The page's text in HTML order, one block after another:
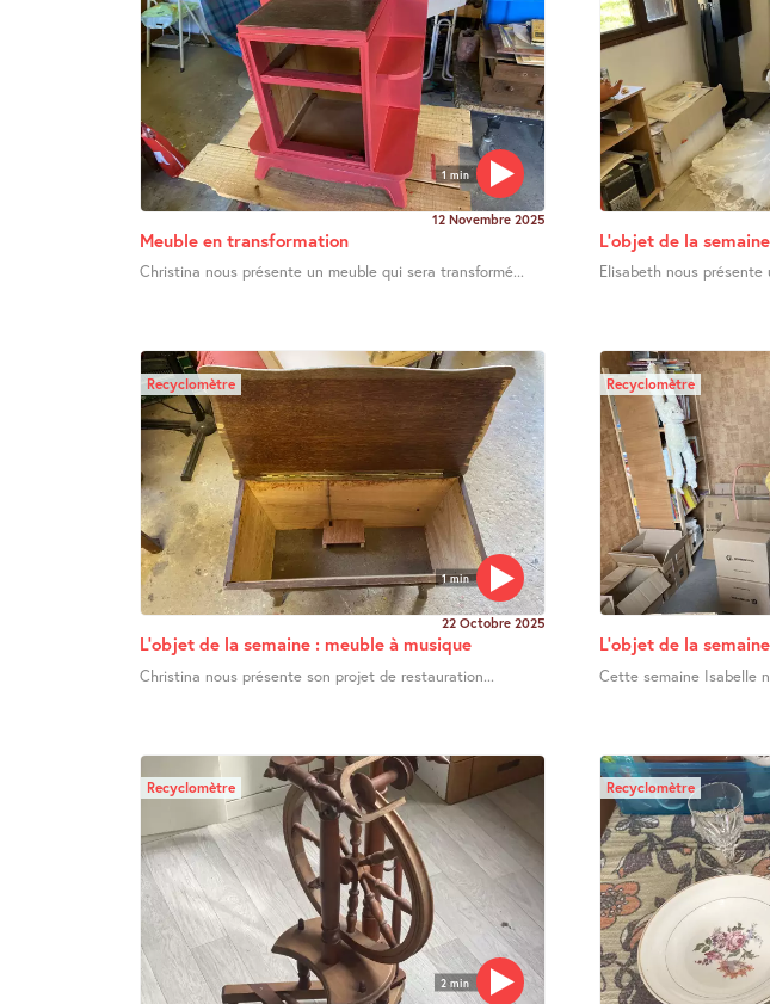
1 min
12 Novembre 2025
Meuble en transformation
Christina nous présente un meuble qui sera transformé...
L’objet de la
Elisabeth nous présente
1 min
Recyclomètre
22 Octobre 2025
L’objet de la semaine : meuble à musique
Christina nous présente son projet de restauration...
Recyclomètre
L’objet de la
Cette semaine Isabelle
2 min
Recyclomètre Recyclomètre